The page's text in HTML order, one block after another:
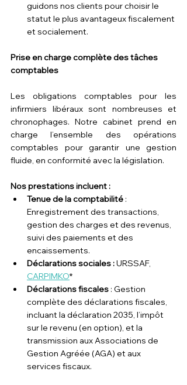
guidons nos clients pour choisir le
statut le plus avantageux fiscalement
et socialement.
Prise en charge complète des tâches
comptables
Les obligations comptables pour les
infirmiers libéraux sont nombreuses et
chronophages. Notre cabinet prend en
charge l’ensemble des opérations
comptables pour garantir une gestion
fluide, en conformité avec la législation.
Nos prestations incluent :
Tenue de la comptabilité :
Enregistrement des transactions,
gestion des charges et des revenus,
suivi des paiements et des
encaissements.
Déclarations sociales : URSSAF,
CARPIMKO*
Déclarations fiscales : Gestion
complète des déclarations fiscales,
incluant la déclaration 2035, l’impôt
sur le revenu (en option), et la
transmission aux Associations de
Gestion Agréée (AGA) et aux
services fiscaux.